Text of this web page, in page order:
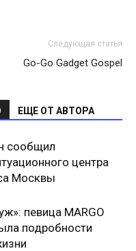
Следующая статья
Go-Go Gadget Gospel
ЕЩЕ ОТ АВТОРА
сообщил
центра
Москвы
певица MARGO
подробности